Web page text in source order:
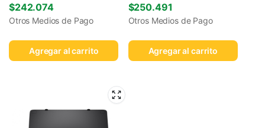
$242.074
Otros Medios de Pago
Agregar al carrito
$250.491
Otros Medios de Pago
Agregar al carrito